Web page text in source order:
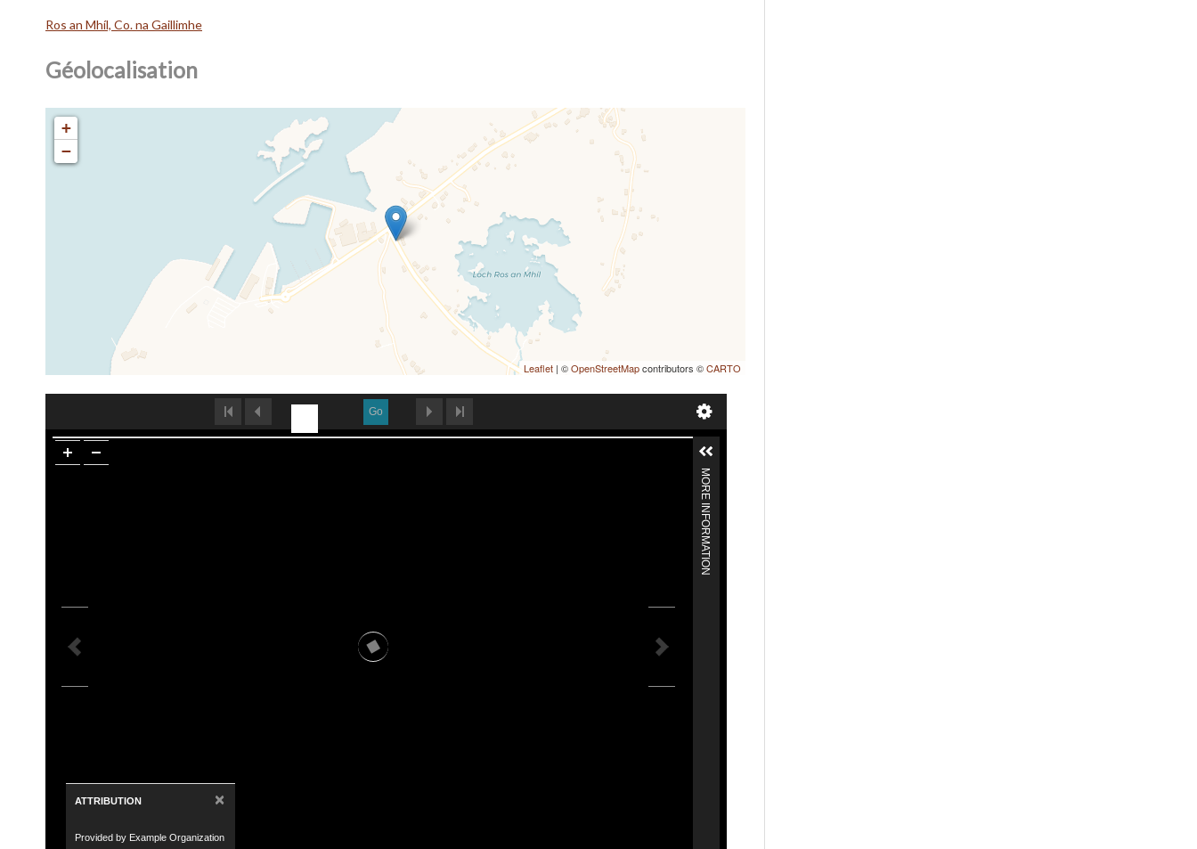
Ros an Mhíl, Co. na Gaillimhe
Géolocalisation
+
−
Leaflet | ©OpenStreetMapcontributors ©CARTO
Go
ATTRIBUTION ×
Provided by Example Organization
MORE INFORMATION